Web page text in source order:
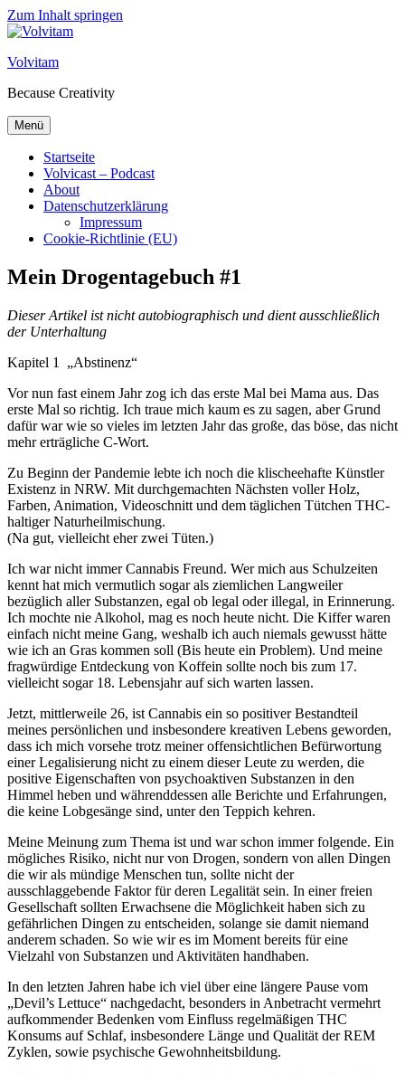
Zum Inhalt springen
Volvitam
Because Creativity
Menü
Startseite
Volvicast – Podcast
About
Datenschutzerklärung
Impressum
Cookie-Richtlinie (EU)
Mein Drogentagebuch #1
Dieser Artikel ist nicht autobiographisch und dient ausschließlich
der Unterhaltung
Kapitel 1 „Abstinenz“
Vor nun fast einem Jahr zog ich das erste Mal bei Mama aus. Das
erste Mal so richtig. Ich traue mich kaum es zu sagen, aber Grund
dafür war wie so vieles im letzten Jahr das große, das böse, das nicht
mehr erträgliche C-Wort.
Zu Beginn der Pandemie lebte ich noch die klischeehafte Künstler
Existenz in NRW. Mit durchgemachten Nächsten voller Holz,
Farben, Animation, Videoschnitt und dem täglichen Tütchen THC-
haltiger Naturheilmischung.
(Na gut, vielleicht eher zwei Tüten.)
Ich war nicht immer Cannabis Freund. Wer mich aus Schulzeiten
kennt hat mich vermutlich sogar als ziemlichen Langweiler
bezüglich aller Substanzen, egal ob legal oder illegal, in Erinnerung.
Ich mochte nie Alkohol, mag es noch heute nicht. Die Kiffer waren
einfach nicht meine Gang, weshalb ich auch niemals gewusst hätte
wie ich an Gras kommen soll (Bis heute ein Problem). Und meine
fragwürdige Entdeckung von Koffein sollte noch bis zum 17.
vielleicht sogar 18. Lebensjahr auf sich warten lassen.
Jetzt, mittlerweile 26, ist Cannabis ein so positiver Bestandteil
meines persönlichen und insbesondere kreativen Lebens geworden,
dass ich mich vorsehe trotz meiner offensichtlichen Befürwortung
einer Legalisierung nicht zu einem dieser Leute zu werden, die
positive Eigenschaften von psychoaktiven Substanzen in den
Himmel heben und währenddessen alle Berichte und Erfahrungen,
die keine Lobgesänge sind, unter den Teppich kehren.
Meine Meinung zum Thema ist und war schon immer folgende. Ein
mögliches Risiko, nicht nur von Drogen, sondern von allen Dingen
die wir als mündige Menschen tun, sollte nicht der
ausschlaggebende Faktor für deren Legalität sein. In einer freien
Gesellschaft sollten Erwachsene die Möglichkeit haben sich zu
gefährlichen Dingen zu entscheiden, solange sie damit niemand
anderem schaden. So wie wir es im Moment bereits für eine
Vielzahl von Substanzen und Aktivitäten handhaben.
In den letzten Jahren habe ich viel über eine längere Pause vom
„Devil’s Lettuce“ nachgedacht, besonders in Anbetracht vermehrt
aufkommender Bedenken vom Einfluss regelmäßigen THC
Konsums auf Schlaf, insbesondere Länge und Qualität der REM
Zyklen, sowie psychische Gewohnheitsbildung.